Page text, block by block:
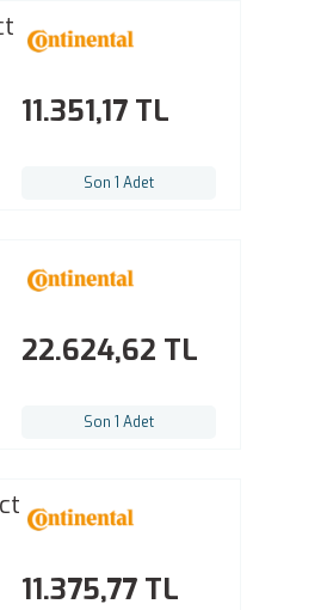
11.351,17 TL
Son 1 Adet
22.624,62 TL
Son 1 Adet
11.375,77 TL